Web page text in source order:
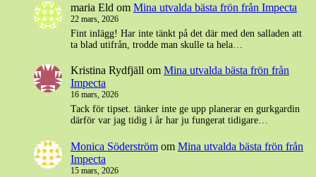
maria Eld om Mina utvalda bästa frön från Impecta
22 mars, 2026
Fint inlägg! Har inte tänkt på det där med den salladen att
ta blad utifrån, trodde man skulle ta hela…
Kristina Rydfjäll om Mina utvalda bästa frön från
Impecta
16 mars, 2026
Tack för tipset. tänker inte ge upp planerar en gurkgardin
därför var jag tidig i år har ju fungerat tidigare…
Monica Söderström om Mina utvalda bästa frön från
Impecta
15 mars, 2026